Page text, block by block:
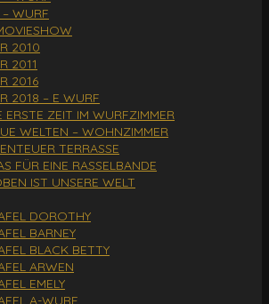
– WURF
2010
2011
2016
2018 – E WURF
ERSTE ZEIT IM WURFZIMMER
WELTEN – WOHNZIMMER
TERRASSE
FÜR EINE RASSELBANDE
IST UNSERE WELT
DOROTHY
BARNEY
BLACK BETTY
ARWEN
EMELY
A-WURF